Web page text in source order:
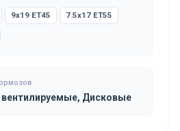
9x19 ET45 7.5x17 ET55
Дисковые